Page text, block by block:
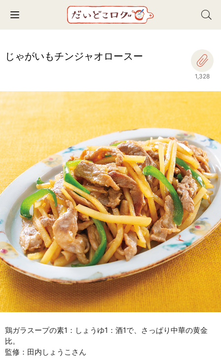
Toggle navigation
じゃがいもチンジャオロースー
1,328
鶏ガラスープの素1：しょうゆ1：酒1で、さっぱり中華の黄金
比。
監修：田内しょうこさん